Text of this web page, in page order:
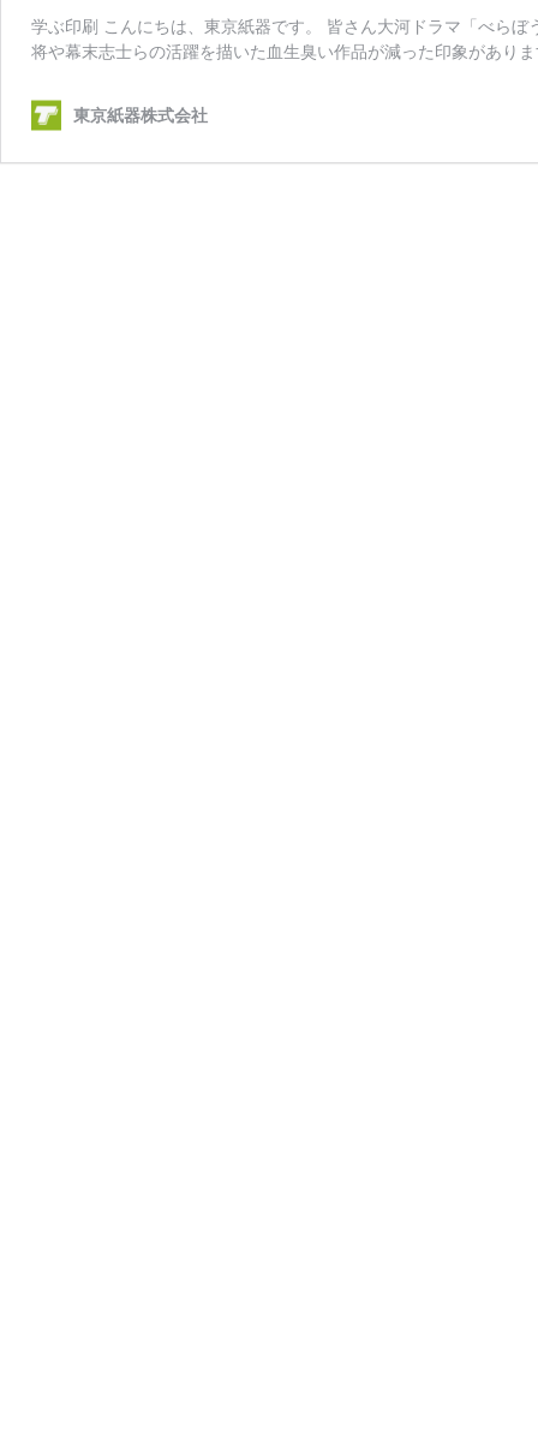
学ぶ印刷 こんにちは、東京紙器です。 皆さん大河ドラマ「べら
将や幕末志士らの活躍を描いた血生臭い作品が減った印象があり
東京紙器株式会社